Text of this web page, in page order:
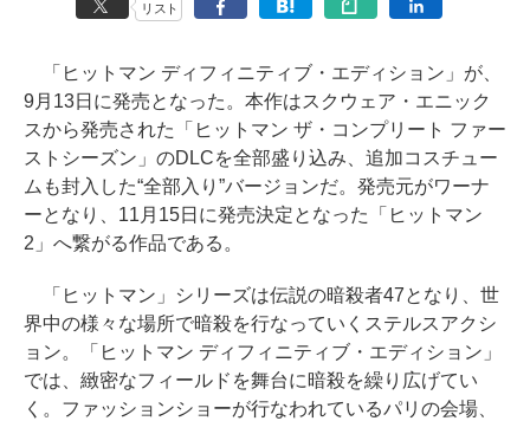
リスト
「ヒットマン ディフィニティブ・エディション」が、
9月13日に発売となった。本作はスクウェア・エニック
スから発売された「ヒットマン ザ・コンプリート ファー
ストシーズン」のDLCを全部盛り込み、追加コスチュー
ムも封入した“全部入り”バージョンだ。発売元がワーナ
ーとなり、11月15日に発売決定となった「ヒットマン
2」へ繋がる作品である。
「ヒットマン」シリーズは伝説の暗殺者47となり、世
界中の様々な場所で暗殺を行なっていくステルスアクシ
ョン。「ヒットマン ディフィニティブ・エディション」
では、緻密なフィールドを舞台に暗殺を繰り広げてい
く。ファッションショーが行なわれているパリの会場、